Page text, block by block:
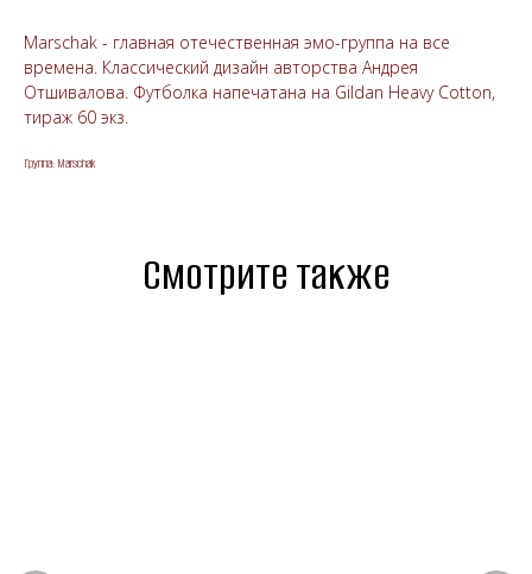
Marschak - главная отечественная эмо-группа на все
времена. Классический дизайн авторства Андрея
Отшивалова. Футболка напечатана на Gildan Heavy Cotton,
тираж 60 экз.
Группа: Marschak
Смотрите также